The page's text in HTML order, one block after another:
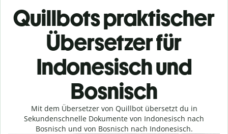
Quillbots praktischer
Übersetzer für
Indonesisch und
Bosnisch
Mit dem Übersetzer von Quillbot übersetzt du in
Sekundenschnelle Dokumente von Indonesisch nach
Bosnisch und von Bosnisch nach Indonesisch.